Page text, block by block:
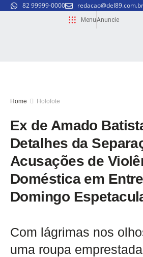
82 99999-0000 redacao@del89.com.br
MenuAnuncie
Home Holofote
Ex de Amado
Detalhes da
Acusações de
Doméstica em
Domingo
Com lágrimas nos
uma roupa